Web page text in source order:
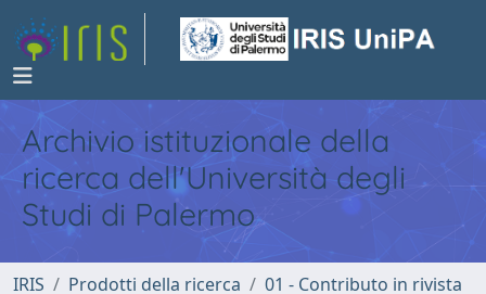
Archivio istituzionale della
ricerca dell'Università degli
Studi di Palermo
IRIS Prodotti della ricerca
01 - Contributo in rivista